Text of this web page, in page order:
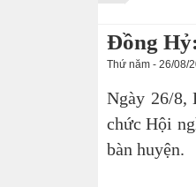
Đồng
Thứ năm - 26/08/
Ngày 26/8,
chức Hội
bàn huyện.